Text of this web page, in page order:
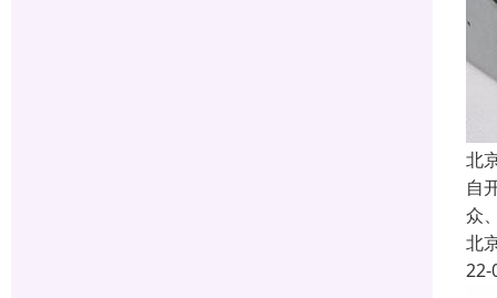
北
自
众
北
22-